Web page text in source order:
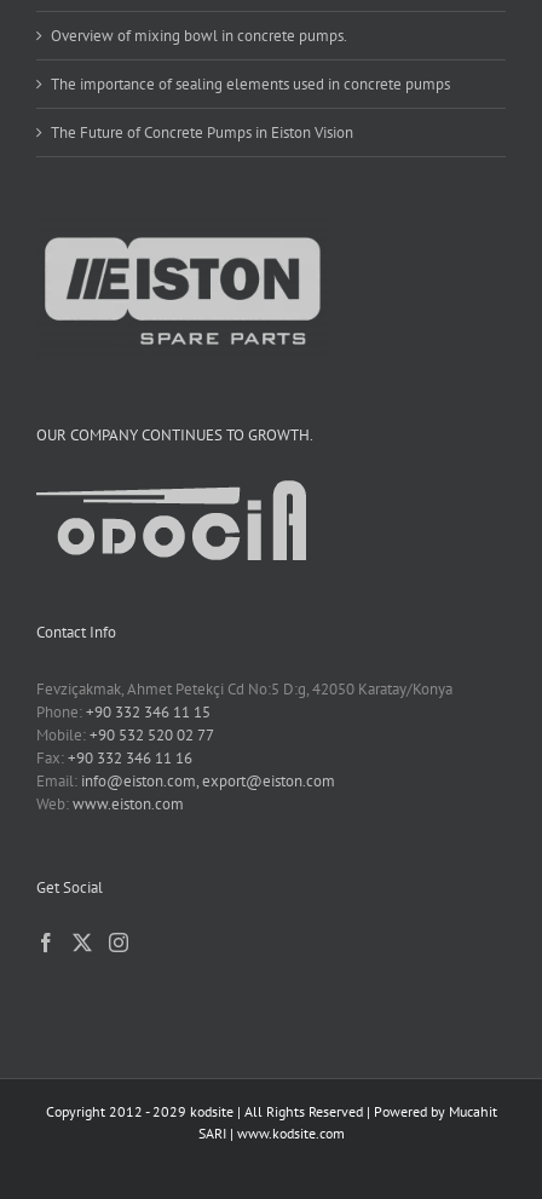
Overview of mixing bowl in concrete pumps.
The importance of sealing elements used in concrete pumps
The Future of Concrete Pumps in Eiston Vision
OUR COMPANY CONTINUES TO GROWTH.
Contact Info
Fevziçakmak, Ahmet Petekçi Cd No:5 D:g, 42050 Karatay/Konya
Phone:+90 332 346 11 15
Mobile:+90 532 520 02 77
Fax:+90 332 346 11 16
Email: info@eiston.com, export@eiston.com
Web:www.eiston.com
Get Social
Copyright 2012 - 2029 kodsite | All Rights Reserved | Powered by Mucahit
SARI| www.kodsite.com